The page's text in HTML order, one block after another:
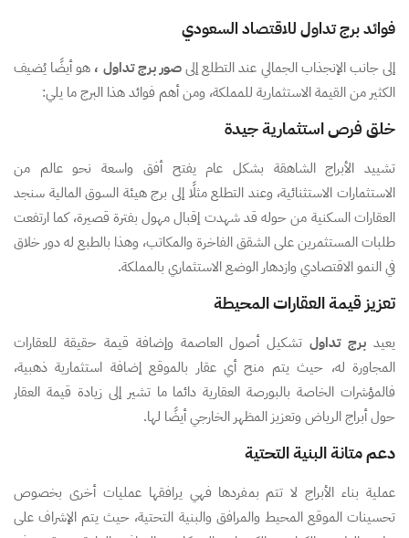
فوائد برج تداول للاقتصاد السعودي
إلى جانب الإنجذاب الجمالي عند التطلع إلىصور برج تداول ، هو أيضًا يُضيف
الكثير من القيمة الاستثمارية للمملكة، ومن أهم فوائد هذا البرج ما يلي:
خلق فرص استثمارية جيدة
تشييد الأبراج الشاهقة بشكل عام يفتح أفق واسعة نحو عالم من
الاستثمارات الاستثنائية، وعند التطلع مثلًا إلى برج هيئة السوق المالية سنجد
العقارات السكنية من حوله قد شهدت إقبال مهول بفترة قصيرة، كما ارتفعت
طلبات المستثمرين على الشقق الفاخرة والمكاتب، وهذا بالطبع له دور خلاق
في النمو الاقتصادي وازدهار الوضع الاستثماري بالمملكة.
تعزيز قيمة العقارات المحيطة
يعيد برج تداول تشكيل أصول العاصمة وإضافة قيمة حقيقة للعقارات
المجاورة له، حيث يتم منح أي عقار بالموقع إضافة استثمارية ذهبية،
فالمؤشرات الخاصة بالبورصة العقارية دائما ما تشير إلى زيادة قيمة العقار
حول أبراج الرياض وتعزيز المظهر الخارجي أيضًا لها.
دعم متانة البنية التحتية
عملية بناء الأبراج لا تتم بمفردها فهي يرافقها عمليات أخرى بخصوص
تحسينات الموقع المحيط والمرافق والبنية التحتية، حيث يتم الإشراف على